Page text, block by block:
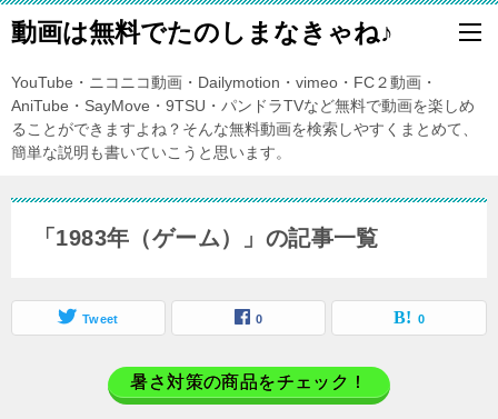
動画は無料でたのしまなきゃね♪
YouTube・ニコニコ動画・Dailymotion・vimeo・FC２動画・
AniTube・SayMove・9TSU・パンドラTVなど無料で動画を楽しめ
ることができますよね？そんな無料動画を検索しやすくまとめて、
簡単な説明も書いていこうと思います。
「1983年（ゲーム）」の記事一覧
Tweet 0 0
暑さ対策の商品をチェック！